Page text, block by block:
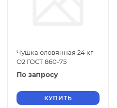
Чушка оловянная 24 кг
О2 ГОСТ 860-75
По запросу
КУПИТЬ